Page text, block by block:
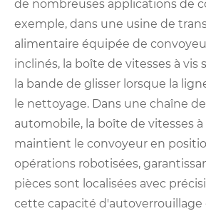
de nombreuses applications de
exemple, dans une usine de
alimentaire équipée de
inclinés, la boîte de vitesses à vis
la bande de glisser lorsque la
le nettoyage. Dans une chaîne
automobile, la boîte de vitesses à
maintient le convoyeur en
opérations robotisées,
pièces sont localisées avec
cette capacité d'autoverrouillage